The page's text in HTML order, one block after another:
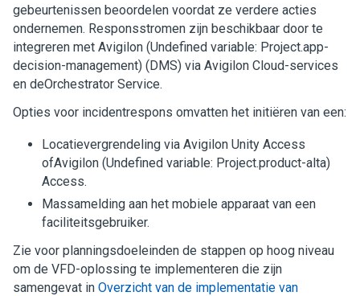
gebeurtenissen beoordelen voordat ze verdere acties
ondernemen. Responsstromen zijn beschikbaar door te
integreren met Avigilon (Undefined variable: Project.app-
decision-management) (DMS) via Avigilon Cloud-services
en deOrchestrator Service.
Opties voor incidentrespons omvatten het initiëren van een:
Locatievergrendeling via Avigilon Unity Access
ofAvigilon (Undefined variable: Project.product-alta)
Access.
Massamelding aan het mobiele apparaat van een
faciliteitsgebruiker.
Zie voor planningsdoeleinden de stappen op hoog niveau
om de VFD-oplossing te implementeren die zijn
samengevat in Overzicht van de implementatie van